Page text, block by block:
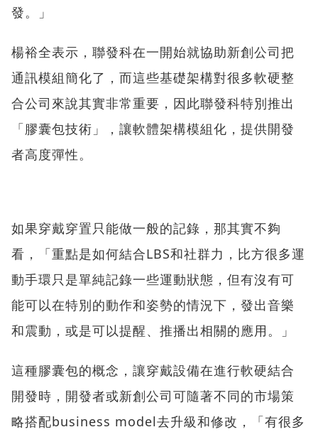
發。」
楊裕全表示，聯發科在一開始就協助新創公司把
通訊模組簡化了，而這些基礎架構對很多軟硬整
合公司來說其實非常重要，因此聯發科特別推出
「膠囊包技術」，讓軟體架構模組化，提供開發
者高度彈性。
如果穿戴穿置只能做一般的記錄，那其實不夠
看，「重點是如何結合LBS和社群力，比方很多運
動手環只是單純記錄一些運動狀態，但有沒有可
能可以在特別的動作和姿勢的情況下，發出音樂
和震動，或是可以提醒、推播出相關的應用。」
這種膠囊包的概念，讓穿戴設備在進行軟硬結合
開發時，開發者或新創公司可隨著不同的市場策
略搭配business model去升級和修改，「有很多